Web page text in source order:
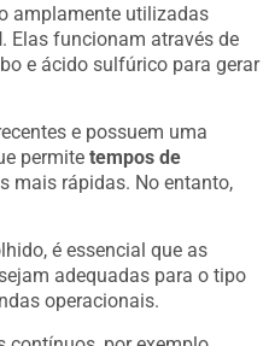
amplamente utilizadas
. Elas funcionam através de
e ácido sulfúrico para gerar
e possuem uma
permitetempos de
mais rápidas. No entanto,
é essencial que as
adequadas para o tipo
operacionais.